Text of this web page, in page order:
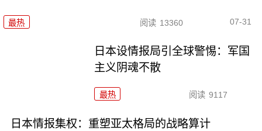
最热 阅读 13360 07-31
日本设情报局引全球警惕：军国
主义阴魂不散
最热 阅读 9117
日本情报集权：重塑亚太格局的战略算计